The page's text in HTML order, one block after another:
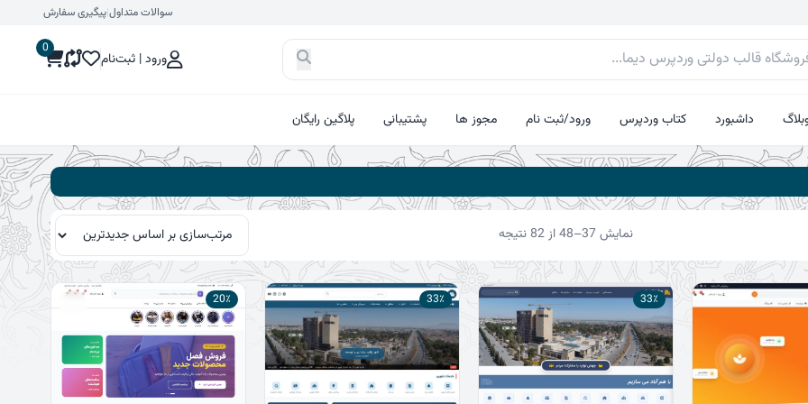
سوالات متداول|پیگیری سفارش
ورود | ثبت‌نام
0
داشبورد کتاب وردپرس ورود/ثبت نام مجوز ها پشتیبانی پلاگین رایگان
نمایش 37–48 از 82 نتیجه
مرتب‌سازی
اساس
جدیدترین
33٪ 33٪ 20٪